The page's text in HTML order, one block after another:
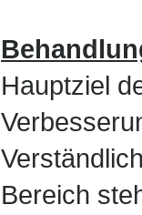
Hauptziel
Bereich